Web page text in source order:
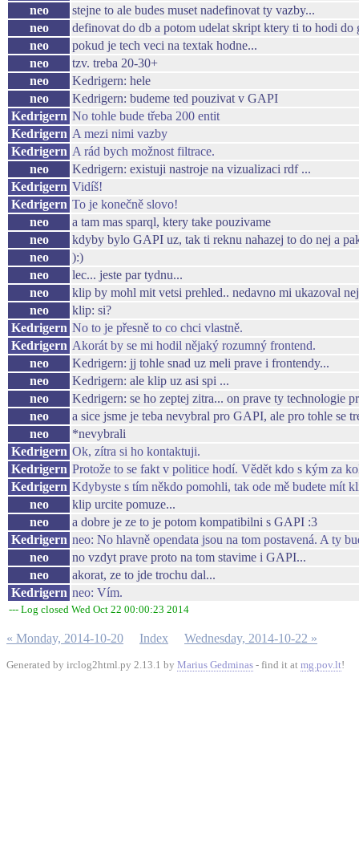
neo
stejne to ale budes muset nadefinovat ty vazby...
neo
definovat do db a potom udelat skript ktery ti to hodi do
neo
pokud je tech veci na textak hodne...
neo
tzv. treba 20-30+
neo
Kedrigern: hele
neo
Kedrigern: budeme ted pouzivat v GAPI
Kedrigern No tohle bude třeba 200 entit
Kedrigern A mezi nimi vazby
Kedrigern A rád bych možnost filtrace.
neo
Kedrigern: existuji nastroje na vizualizaci rdf ...
Kedrigern Vidíš!
Kedrigern To je konečně slovo!
neo
a tam mas sparql, ktery take pouzivame
neo
kdyby bylo GAPI uz, tak ti reknu nahazej to do nej a
neo
):)
neo
lec... jeste par tydnu...
neo
klip by mohl mit vetsi prehled.. nedavno mi ukazoval
neo
klip: si?
Kedrigern No to je přesně to co chci vlastně.
Kedrigern Akorát by se mi hodil nějaký rozumný frontend.
neo
Kedrigern: jj tohle snad uz meli prave i frontendy...
neo
Kedrigern: ale klip uz asi spi ...
neo
Kedrigern: se ho zeptej zitra... on prave ty technologie
neo
a sice jsme je teba nevybral pro GAPI, ale pro tohle se
neo
*nevybrali
Kedrigern Ok, zítra si ho kontaktuji.
Kedrigern Protože to se fakt v politice hodí. Vědět kdo s kým za
Kedrigern Kdybyste s tím někdo pomohli, tak ode mě budete mít
neo
klip urcite pomuze...
neo
a dobre je ze to je potom kompatibilni s GAPI :3
Kedrigern neo: No hlavně opendata jsou na tom postavená. A ty
neo
no vzdyt prave proto na tom stavime i GAPI...
neo
akorat, ze to jde trochu dal...
Kedrigern neo: Vím.
--- Log closed Wed Oct 22 00:00:23 2014
« Monday, 2014-10-20 Index Wednesday, 2014-10-22 »
Generated by irclog2html.py 2.13.1 by Marius Gedminas - find it at mg.pov.lt!